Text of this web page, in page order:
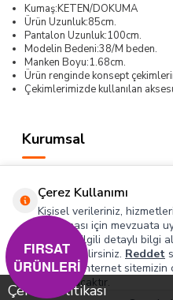
Çerez Politikası
Kumaş:KETEN/DOKUMA
Ürün Uzunluk:85cm.
Pantalon Uzunluk:100cm.
Modelin Bedeni:38/M beden.
Manken Boyu:1.68cm.
Ürün renginde konsept
Çekimlerimizde kullanılan
Kurumsal
Hızlı Erişim
Sosyal
Adres & İletişim
Çerez Kullanımı
Kişisel verileriniz,
sunulması için mevzuata
Konuyla ilgili detaylı bilgi
inceleyebilirsiniz. Reddet
yalnızca internet sitemizin
kullanılacaktır.
FIRSAT
ÜRÜNLERİ